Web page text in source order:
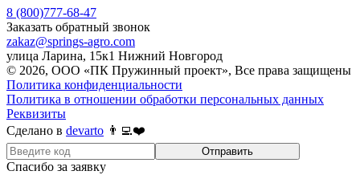
8 (800)777-68-47
Заказать обратный звонок
zakaz@springs-agro.com
улица Ларина, 15к1 Нижний Новгород
© 2026, ООО «ПК Пружинный проект», Все права защищены
Политика конфиденциальности
Политика в отношении обработки персональных данных
Реквизиты
Сделано в devarto 👨‍💻❤️
Отправить
Спасибо за заявку